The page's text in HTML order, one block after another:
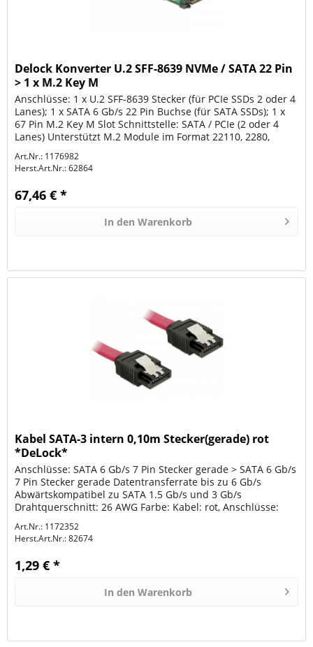
Delock Konverter U.2 SFF-8639 NVMe / SATA 22 Pin
> 1 x M.2 Key M
Anschlüsse: 1 x U.2 SFF-8639 Stecker (für PCIe SSDs 2 oder 4
Lanes); 1 x SATA 6 Gb/s 22 Pin Buchse (für SATA SSDs); 1 x
67 Pin M.2 Key M Slot Schnittstelle: SATA / PCIe (2 oder 4
Lanes) Unterstützt M.2 Module im Format 22110, 2280,
Art.Nr.: 1176982
Herst.Art.Nr.:62864
67,46 € *
In den Warenkorb
Kabel SATA-3 intern 0,10m Stecker(gerade) rot
*DeLock*
Anschlüsse: SATA 6 Gb/s 7 Pin Stecker gerade > SATA 6 Gb/s
7 Pin Stecker gerade Datentransferrate bis zu 6 Gb/s
Abwärtskompatibel zu SATA 1.5 Gb/s und 3 Gb/s
Drahtquerschnitt: 26 AWG Farbe: Kabel: rot, Anschlüsse:
Art.Nr.: 1172352
Herst.Art.Nr.:82674
1,29 € *
In den Warenkorb